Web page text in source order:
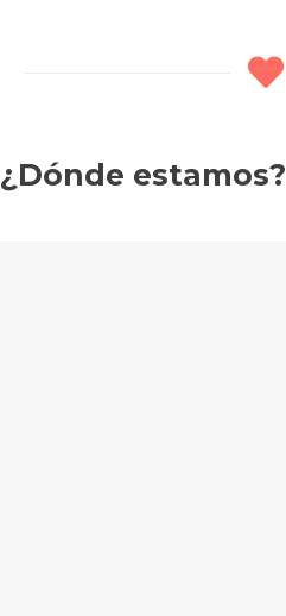
¿Dónde estamos?